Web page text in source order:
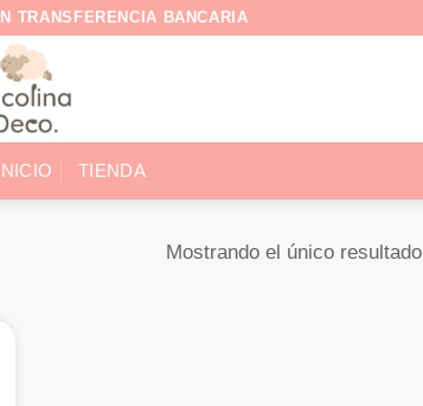
TRANSFERENCIA BANCARIA
TIENDA
Mostrando el único resultado